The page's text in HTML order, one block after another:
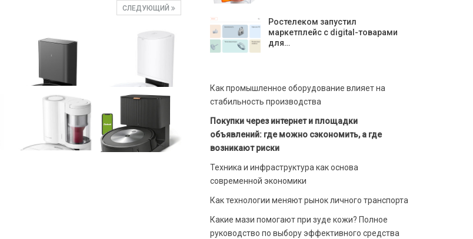
СЛЕДУЮЩИЙ
Ростелеком запустил
маркетплейс с digital-товарами
для…
Как промышленное оборудование влияет на
стабильность производства
Покупки через интернет и площадки
объявлений: где можно сэкономить, а где
возникают риски
Техника и инфраструктура как основа
современной экономики
Как технологии меняют рынок личного транспорта
Какие мази помогают при зуде кожи? Полное
руководство по выбору эффективного средства